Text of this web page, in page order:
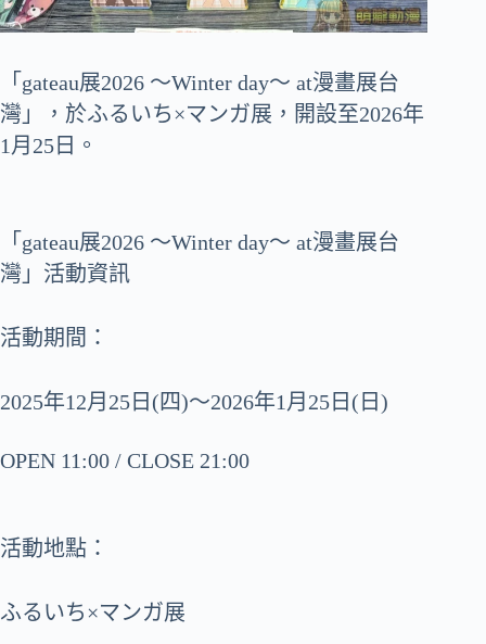
「gateau展2026 ～Winter day～ at漫畫展台
灣」，於ふるいち×マンガ展，開設至2026年
1月25日。
「gateau展2026 ～Winter day～ at漫畫展台
灣」活動資訊
活動期間：
2025年12月25日(四)〜2026年1月25日(日)
OPEN 11:00 / CLOSE 21:00
活動地點：
ふるいち×マンガ展